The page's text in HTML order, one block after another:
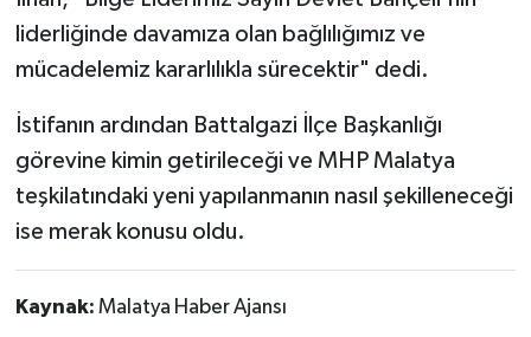
liderliğinde davamıza olan bağlılığımız ve
mücadelemiz kararlılıkla sürecektir" dedi.
İstifanın ardından Battalgazi İlçe Başkanlığı
görevine kimin getirileceği ve MHP Malatya
teşkilatındaki yeni yapılanmanın nasıl şekilleneceği
ise merak konusu oldu.
Kaynak: Malatya Haber Ajansı